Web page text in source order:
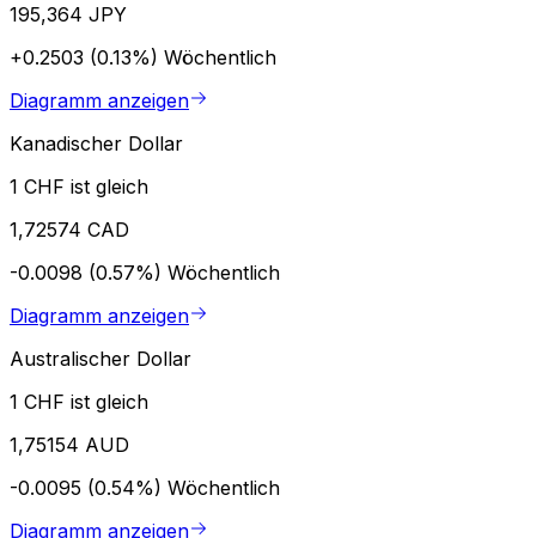
195,364 JPY
+0.2503 (0.13%) Wöchentlich
Diagramm anzeigen
Kanadischer Dollar
1 CHF ist gleich
1,72574 CAD
-0.0098 (0.57%) Wöchentlich
Diagramm anzeigen
Australischer Dollar
1 CHF ist gleich
1,75154 AUD
-0.0095 (0.54%) Wöchentlich
Diagramm anzeigen